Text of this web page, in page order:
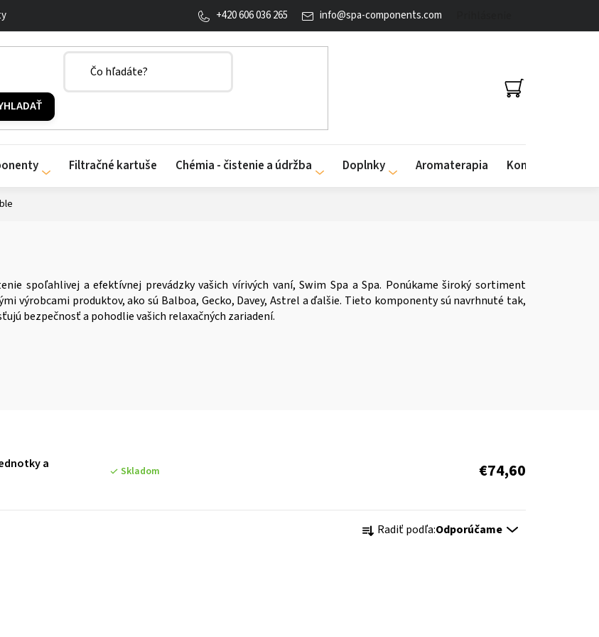
info@spa-components.com
+420 606 036 265
NÁKUPNÝ
KOŠÍK
Filtračné kartuše Chémia - čistenie a údržba Doplnky Aromaterapia Kontakty
spoľahlivej a efektívnej prevádzky vašich vírivých vaní, Swim Spa a Spa. Ponúkame široký sortiment
výrobcami produktov, ako sú Balboa, Gecko, Davey, Astrel a ďalšie. Tieto komponenty sú navrhnuté tak,
bezpečnosť a pohodlie vašich relaxačných zariadení.
a
Skladom €74,60
R Radiť podľa:Odporúčame